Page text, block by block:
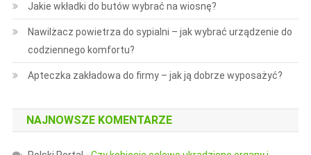
Jakie wkładki do butów wybrać na wiosnę?
Nawilżacz powietrza do sypialni – jak wybrać urządzenie do
codziennego komfortu?
Apteczka zakładowa do firmy – jak ją dobrze wyposażyć?
NAJNOWSZE KOMENTARZE